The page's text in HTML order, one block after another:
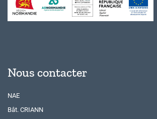
Nous contacter
NAE
Bât. CRIANN